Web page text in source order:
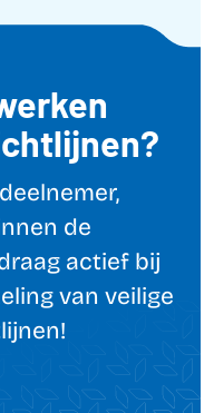
de
actief bij
van veilige